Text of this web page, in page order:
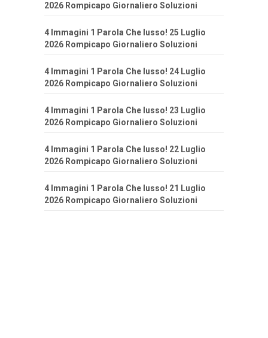
2026 Rompicapo Giornaliero Soluzioni
4 Immagini 1 Parola Che lusso! 25 Luglio
2026 Rompicapo Giornaliero Soluzioni
4 Immagini 1 Parola Che lusso! 24 Luglio
2026 Rompicapo Giornaliero Soluzioni
4 Immagini 1 Parola Che lusso! 23 Luglio
2026 Rompicapo Giornaliero Soluzioni
4 Immagini 1 Parola Che lusso! 22 Luglio
2026 Rompicapo Giornaliero Soluzioni
4 Immagini 1 Parola Che lusso! 21 Luglio
2026 Rompicapo Giornaliero Soluzioni